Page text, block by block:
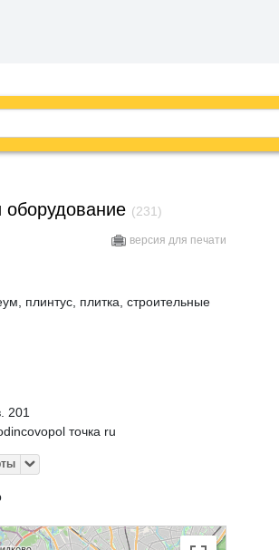
(231)
версия для печати
плинтус, плитка, строительные
201
точка ru